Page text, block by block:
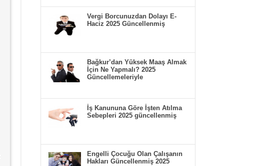
Vergi Borcunuzdan Dolayı E-
Haciz 2025 Güncellenmiş
Bağkur’dan Yüksek Maaş Almak
İçin Ne Yapmalı? 2025
Güncellemeleriyle
İş Kanununa Göre İşten Atılma
Sebepleri 2025 güncellenmiş
Engelli Çocuğu Olan Çalışanın
Hakları Güncellenmiş 2025